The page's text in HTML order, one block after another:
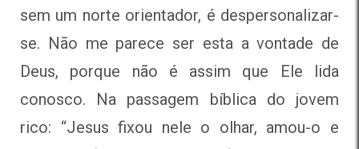
sem um norte orientador, é despersonalizar-
se. Não me parece ser esta a vontade de
Deus, porque não é assim que Ele lida
conosco. Na passagem bíblica do jovem
rico: “Jesus fixou nele o olhar, amou-o e